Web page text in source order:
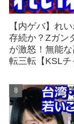
【内ゲバ】れ
存続か？Zガン
が激怒！無能
転三転【KSLチ